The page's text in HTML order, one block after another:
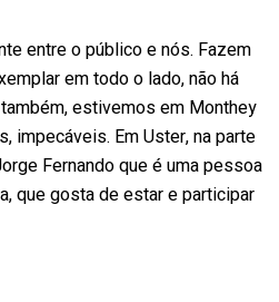
entre o público e nós. Fazem
em todo o lado, não há
estivemos em Monthey
impecáveis. Em Uster, na parte
Fernando que é uma pessoa
que gosta de estar e participar